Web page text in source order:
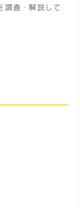
調査・解説して